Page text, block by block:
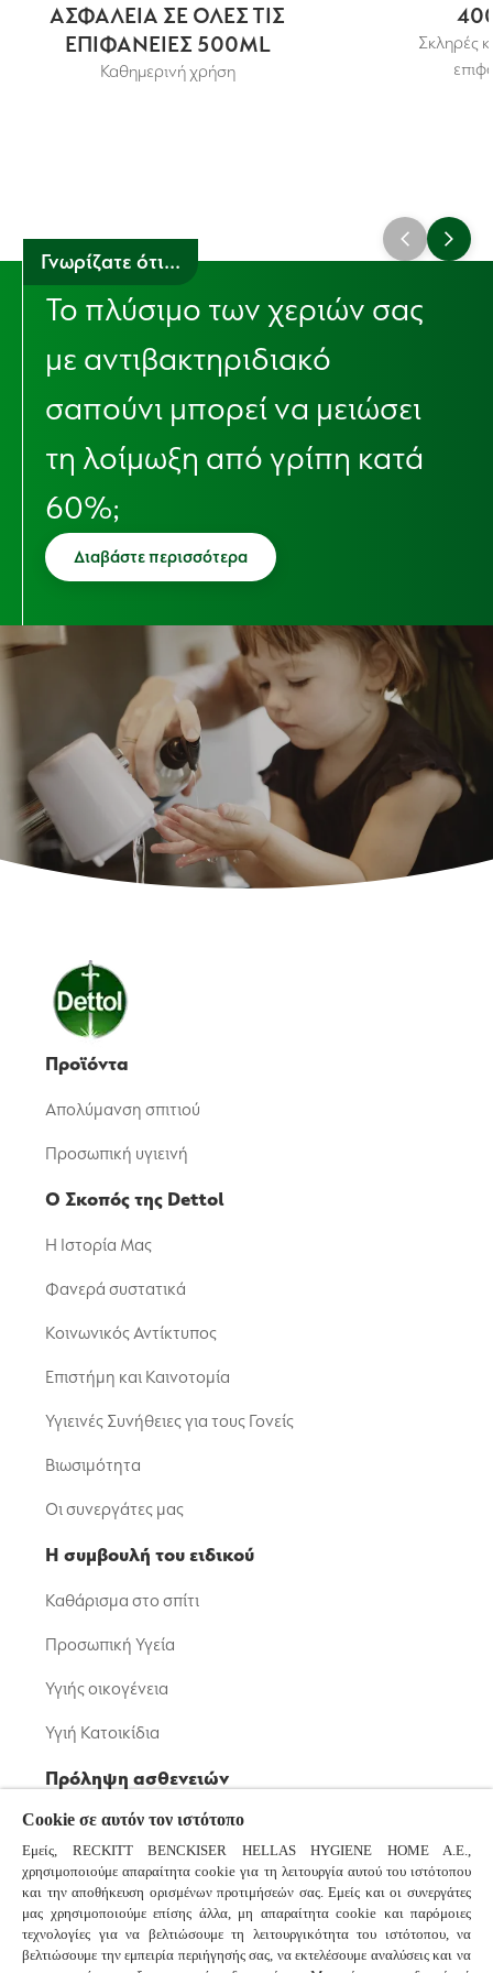
ΑΣΦΑΛΕΙΑ ΣΕ ΟΛΕΣ ΤΙΣ
ΕΠΙΦΑΝΕΙΕΣ 500ML
Καθημερινή χρήση
Σκληρές
Γνωρίζατε ότι...
Το πλύσιμο των χεριών σας
με αντιβακτηριδιακό
σαπούνι μπορεί να μειώσει
τη λοίμωξη από γρίπη κατά
60%;
Διαβάστε περισσότερα
Προϊόντα
Απολύμανση σπιτιού
Προσωπική υγιεινή
Ο Σκοπός της Dettol
Η Ιστορία Μας
Φανερά συστατικά
Κοινωνικός Αντίκτυπος
Επιστήμη και Καινοτομία
Υγιεινές Συνήθειες για τους Γονείς
Βιωσιμότητα
Οι συνεργάτες μας
Η συμβουλή του ειδικού
Καθάρισμα στο σπίτι
Προσωπική Υγεία
Υγιής οικογένεια
Υγιή Κατοικίδια
Πρόληψη ασθενειών
Μικρόβια: Βακτήρια και Ιοί
Κορονοϊός
Κοινό Κρυολόγημα και Γρίπη
Συχνές ερωτήσεις
Cookie σε αυτόν τον ιστότοπο
Εμείς, RECKITT BENCKISER HELLAS HYGIENE HOME A.E.,
χρησιμοποιούμε απαραίτητα cookie για τη λειτουργία αυτού του ιστότοπου
και την αποθήκευση ορισμένων προτιμήσεών σας. Εμείς και οι συνεργάτες
μας χρησιμοποιούμε επίσης άλλα, μη απαραίτητα cookie και παρόμοιες
τεχνολογίες για να βελτιώσουμε τη λειτουργικότητα του ιστότοπου, να
βελτιώσουμε την εμπειρία περιήγησής σας, να εκτελέσουμε αναλύσεις και να